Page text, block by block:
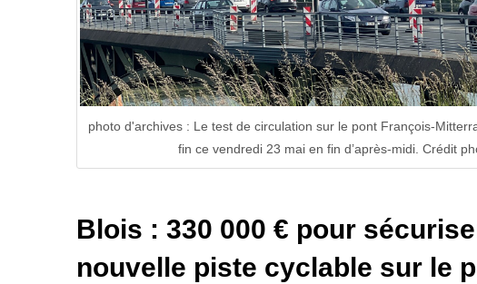
photo d'archives : Le test de circulation sur le pont François-
fin ce vendredi 23 mai en fin d’après-midi. Crédit
Blois : 330 000 € pour
nouvelle piste cyclable sur le